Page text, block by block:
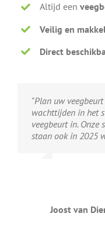
Altijd een
Veilig en
Direct
"Plan uw
wachttijden in het
veegbeurt in. Onze
staan ook in 2025
Joost van